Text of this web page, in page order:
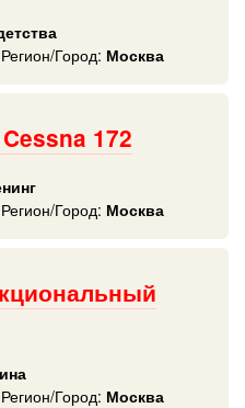
Регион/Город: Москва
172
Регион/Город: Москва
Регион/Город: Москва